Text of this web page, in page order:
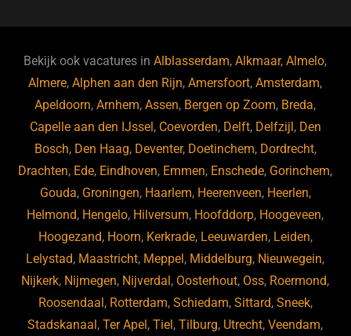
b
o
o
k
ky dI
n
Bekijk ook vacatures inAlblasserdam,Alkmaar,Almelo,
Almere,Alphen aan den Rijn,Amersfoort,Amsterdam,
Apeldoorn,Arnhem,Assen, Bergen op Zoom, Breda,
Capelle aan den IJssel, Coevorden, Delft, Delfzijl, Den
Bosch, Den Haag, Deventer, Doetinchem, Dordrecht,
Drachten, Ede, Eindhoven, Emmen, Enschede, Gorinchem,
Gouda, Groningen, Haarlem, Heerenveen, Heerlen,
Helmond, Hengelo, Hilversum, Hoofddorp, Hoogeveen,
Hoogezand, Hoorn, Kerkrade, Leeuwarden, Leiden,
Lelystad, Maastricht, Meppel, Middelburg, Nieuwegein,
Nijkerk, Nijmegen, Nijverdal, Oosterhout, Oss, Roermond,
Roosendaal, Rotterdam, Schiedam, Sittard, Sneek,
Stadskanaal,Ter Apel,Tiel,Tilburg, Utrecht,Veendam,